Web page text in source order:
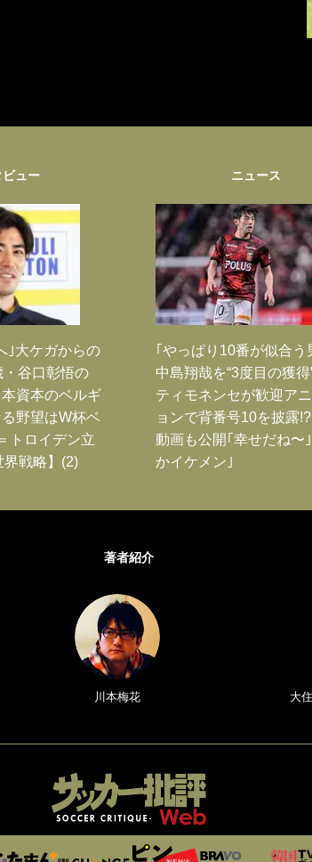
ビュー
｣大ケガからの
谷口彰悟の
資本のベルギ
野望はW杯ベ
トロイデン立
界戦略】(2)
ニュース
｢やっぱり10番が似合う
中島翔哉を“3度目の獲得
ティモネンセが歓迎ア
ョンで背番号10を披露
動画も公開｢幸せだね〜
かイケメン｣
著者紹介
川本梅花 大